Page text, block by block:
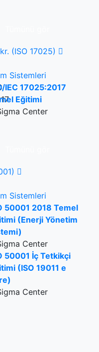
(ISO 17025)
Sistemleri
IEC 17025:2017
Eğitimi
Center
Sistemleri
50001 2018 Temel
(Enerji Yönetim
Center
50001 İç Tetkikçi
(ISO 19011 e
Center